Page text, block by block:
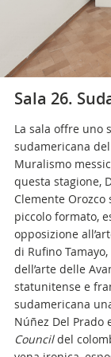
Sala 26.
La sala offre uno
sudamericana
Muralismo
questa stagione,
Clemente
piccolo formato,
opposizione
di Rufino
dell’arte delle
statunitense e
sudamericana
Núñez Del Prado
Councildel